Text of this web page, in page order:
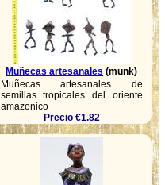
Muñecas artesanales (munk)
Muñecas artesanales de
semillas tropicales del oriente
amazonico
Precio €1.82